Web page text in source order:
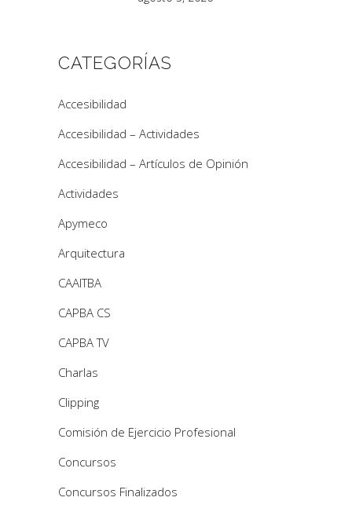
CATEGORÍAS
Accesibilidad
Accesibilidad – Actividades
Accesibilidad – Artículos de Opinión
Actividades
Apymeco
Arquitectura
CAAITBA
CAPBA CS
CAPBA TV
Charlas
Clipping
Comisión de Ejercicio Profesional
Concursos
Concursos Finalizados